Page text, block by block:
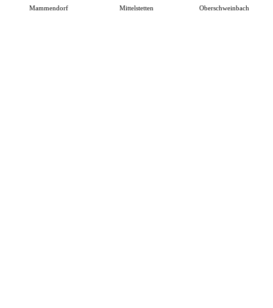
Mammendorf Mittelstetten Oberschweinbach